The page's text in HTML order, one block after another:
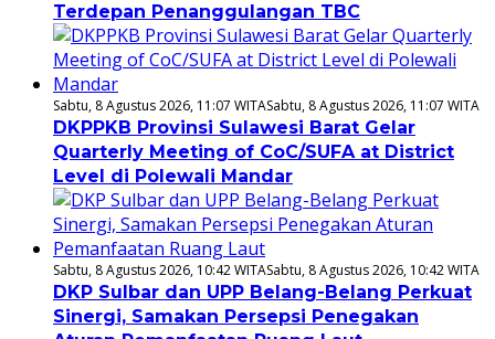
Terdepan Penanggulangan TBC
Sabtu, 8 Agustus 2026, 11:07 WITASabtu, 8 Agustus 2026, 11:07 WITA
DKPPKB Provinsi Sulawesi Barat Gelar
Quarterly Meeting of CoC/SUFA at District
Level di Polewali Mandar
Sabtu, 8 Agustus 2026, 10:42 WITASabtu, 8 Agustus 2026, 10:42 WITA
DKP Sulbar dan UPP Belang-Belang Perkuat
Sinergi, Samakan Persepsi Penegakan